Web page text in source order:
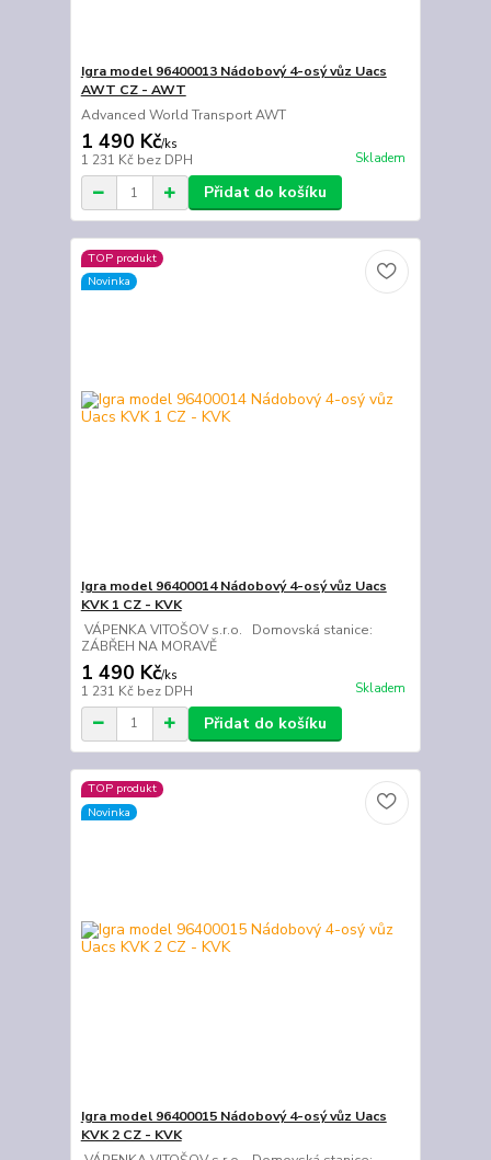
Igra model 96400013 Nádobový 4-osý vůz Uacs
AWT CZ - AWT
Advanced World Transport AWT
1 490 Kč/ks
1 231 Kč bez DPH Skladem
Přidat do košíku
TOP produkt
Novinka
Igra model 96400014 Nádobový 4-osý vůz Uacs
KVK 1 CZ - KVK
VÁPENKA VITOŠOV s.r.o. Domovská stanice:
ZÁBŘEH NA MORAVĚ
1 490 Kč/ks
1 231 Kč bez DPH Skladem
Přidat do košíku
TOP produkt
Novinka
Igra model 96400015 Nádobový 4-osý vůz Uacs
KVK 2 CZ - KVK